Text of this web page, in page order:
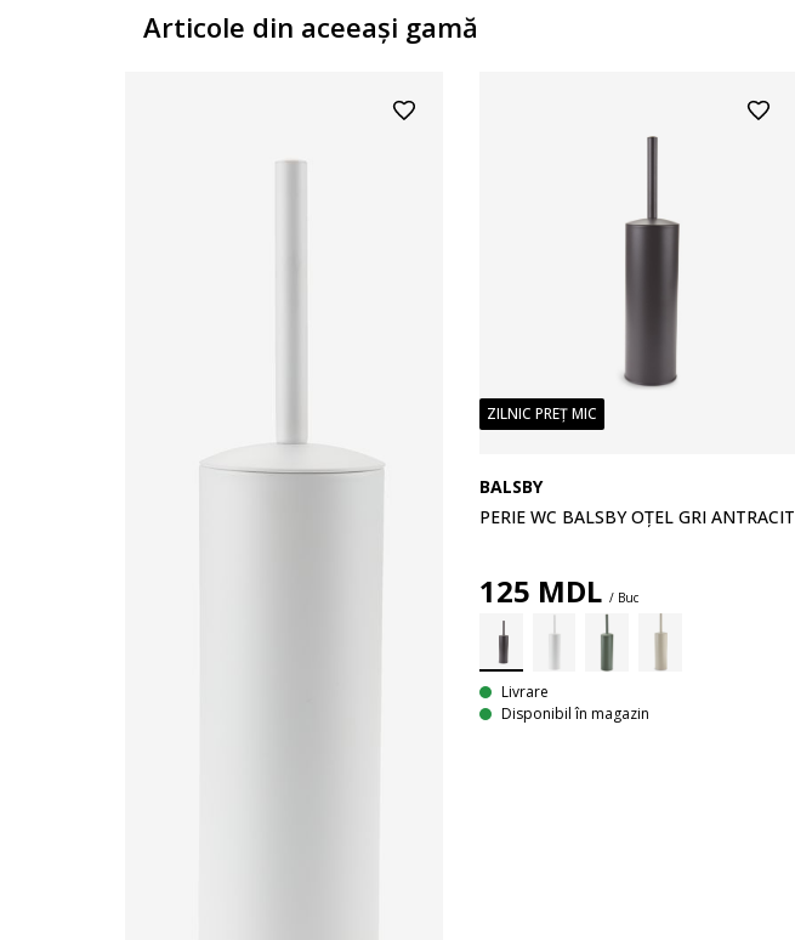
Articole din aceeaşi gamă
ZILNIC PREȚ MIC
BALSBY
PERIE WC BALSBY OȚEL GRI ANTRACIT
125 MDL / Buc
Livrare
Disponibil în magazin